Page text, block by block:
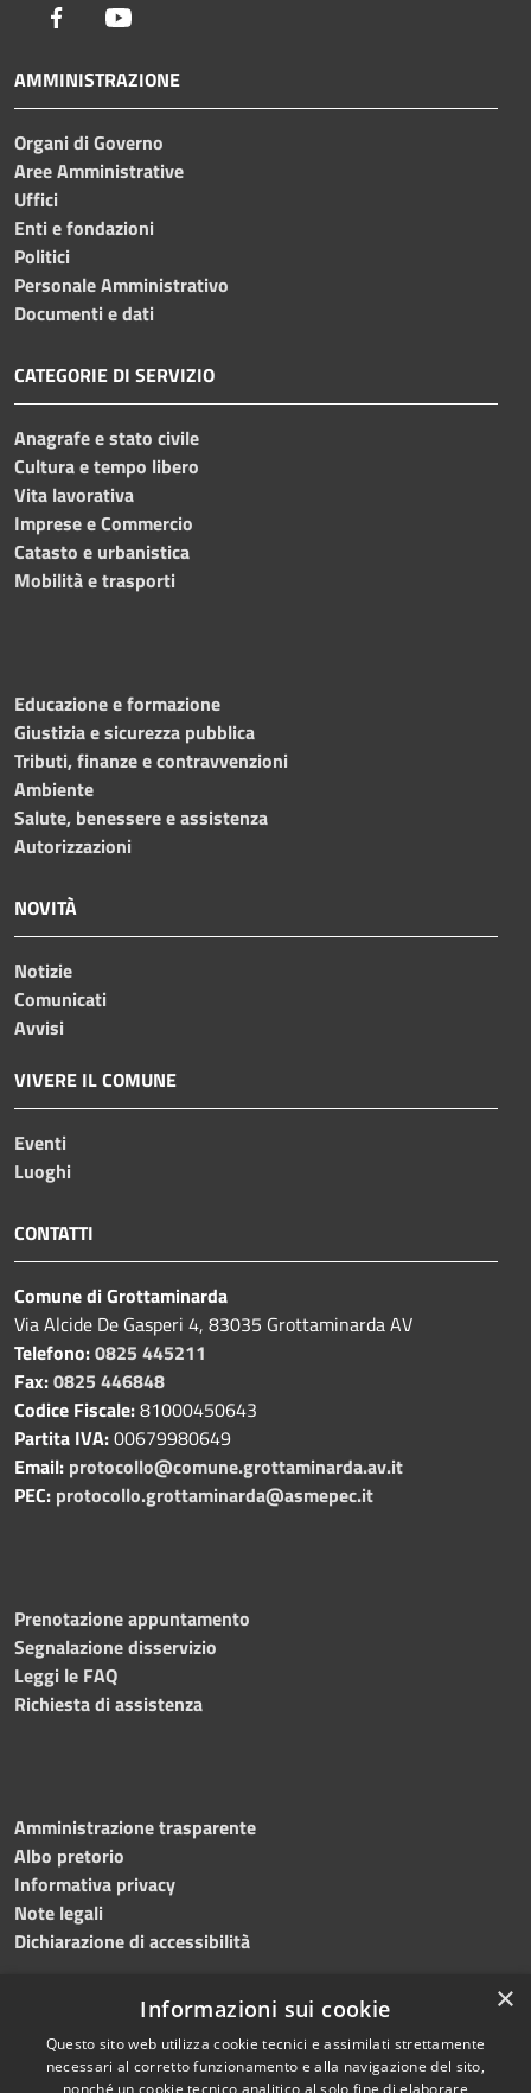
Facebook
AMMINISTRAZIONE
Organi di Governo
Aree Amministrative
Uffici
Enti e fondazioni
Politici
Personale Amministrativo
Documenti e dati
CATEGORIE DI SERVIZIO
Anagrafe e stato civile
Cultura e tempo libero
Vita lavorativa
Imprese e Commercio
Catasto e urbanistica
Mobilità e trasporti
Educazione e formazione
Giustizia e sicurezza pubblica
Tributi, finanze e contravvenzioni
Ambiente
Salute, benessere e assistenza
Autorizzazioni
NOVITÀ
Notizie
Comunicati
Avvisi
VIVERE IL COMUNE
Eventi
Luoghi
CONTATTI
Comune di Grottaminarda
Via Alcide De Gasperi 4, 83035 Grottaminarda AV
Telefono:0825 445211
Fax:0825 446848
Codice Fiscale:81000450643
Partita IVA:00679980649
Email: protocollo@comune.grottaminarda.av.it
PEC: protocollo.grottaminarda@asmepec.it
Prenotazione appuntamento
Segnalazione disservizio
Leggi le FAQ
Richiesta di assistenza
Amministrazione trasparente
Albo pretorio
Informativa privacy
Note legali
Dichiarazione di accessibilità
RSS
Accessibilità
Copyright © 2024 •
Comune diGrottaminarda
×
Informazioni sui cookie
Questo sito web utilizza cookie tecnici e assimilati strettamente
necessari al corretto funzionamento e alla navigazione del sito,
nonché un cookie tecnico analitico al solo fine di elaborare